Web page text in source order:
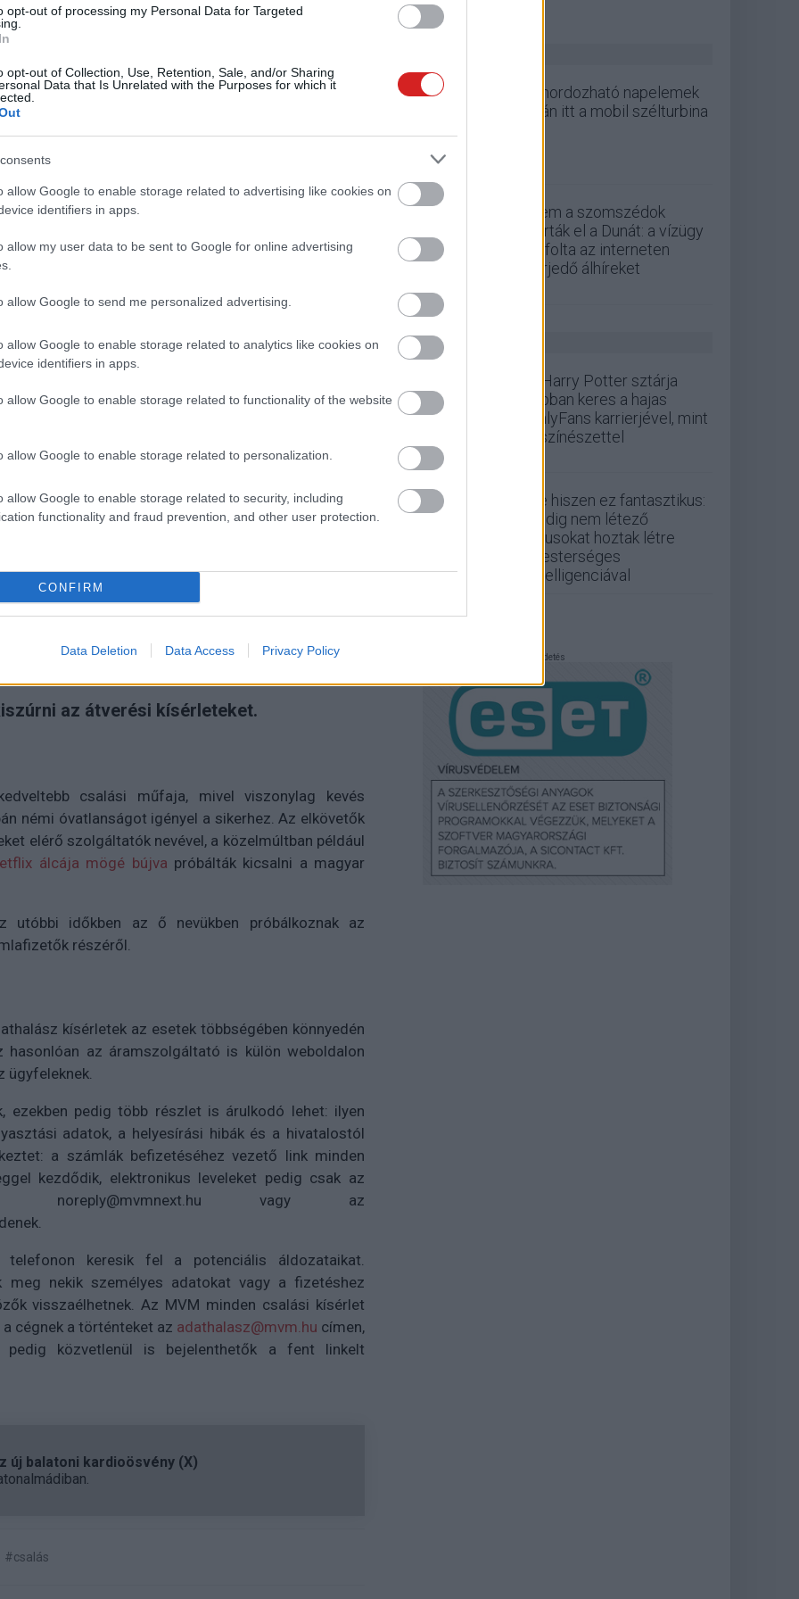
opt-out of processing my Personal Data for Targeted
opt-out of Collection, Use, Retention, Sale, and/or Sharing
Data that Is Unrelated with the Purposes for which it
allow Google to enable storage related to advertising like cookies on
identifiers in apps.
allow my user data to be sent to Google for online advertising
allow Google to send me personalized advertising.
allow Google to enable storage related to analytics like cookies on
identifiers in apps.
allow Google to enable storage related to functionality of the website
allow Google to enable storage related to personalization.
allow Google to enable storage related to security, including
functionality and fraud prevention, and other user protection.
CONFIRM
Data Deletion Data Access Privacy Policy
új balatoni kardioösvény (X)
#yettel #vodafone #telekom #digi
Tetszik
nevével élnek vissza
az átverési kísérleteket.
csalási műfaja, mivel viszonylag kevés
némi óvatlanságot igényel a sikerhez. Az elkövetők
elérő szolgáltatók nevével, a közelmúltban például
álcája mögé bújva próbálták kicsalni a magyar
időkben az ő nevükben próbálkoznak az
részéről.
kísérletek az esetek többségében könnyedén
hasonlóan az áramszolgáltató is külön weboldalon
ügyfeleknek.
ezekben pedig több részlet is árulkodó lehet: ilyen
adatok, a helyesírási hibák és a hivatalostól
a számlák befizetéséhez vezető link minden
kezdődik, elektronikus leveleket pedig csak az
a noreply@mvmnext.hu vagy az
keresik fel a potenciális áldozataikat.
meg nekik személyes adatokat vagy a fizetéshez
visszaélhetnek. Az MVM minden csalási kísérlet
cégnek a történteket az adathalasz@mvm.hu címen,
közvetlenül is bejelenthetők a fent linkelt
új balatoni kardioösvény (X)
#csalás
A hordozható napelemek
után itt a mobil szélturbina
Nem a szomszédok
zárták el a Dunát: a vízügy
cáfolta az interneten
terjedő álhíreket
GS HÍREK
A Harry Potter sztárja
jobban keres a hajas
OnlyFans karrierjével, mint
a színészettel
De hiszen ez fantasztikus:
Eddig nem létező
vírusokat hoztak létre
mesterséges
intelligenciával
Hirdetés